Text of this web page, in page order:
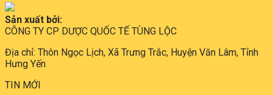
Sản xuất bởi:
CÔNG TY CP DƯỢC QUỐC TẾ TÙNG LỘC
Địa chỉ: Thôn Ngọc Lịch, Xã Trưng Trắc, Huyện Văn Lâm, Tỉnh
Hưng Yến
TIN MỚI